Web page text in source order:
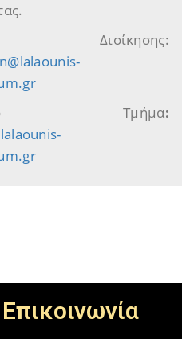
Διοίκησης:
Τμήμα:
Επικοινωνία